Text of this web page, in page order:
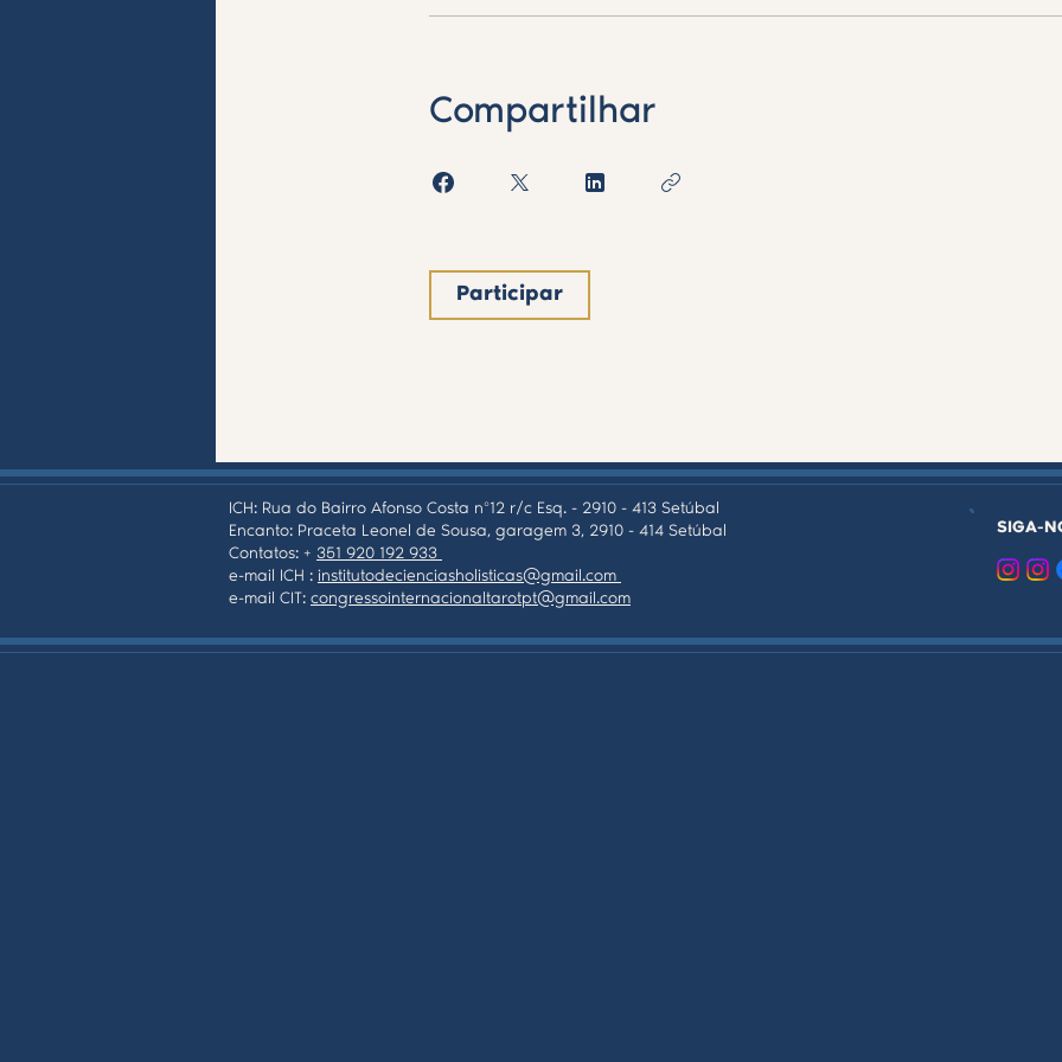
Compartilhar
Participar
ICH: Rua do Bairro Afonso Costa nº12 r/c Esq. - 2910 - 413 Setúbal
Encanto: Praceta Leonel de Sousa, garagem 3, 2910 - 414 Setúbal
Contatos: + 351 920 192 933
e-mail ICH : institutodecienciasholisticas@gmail.com
e-mail CIT: congressointernacionaltarotpt@gmail.com
SIGA-